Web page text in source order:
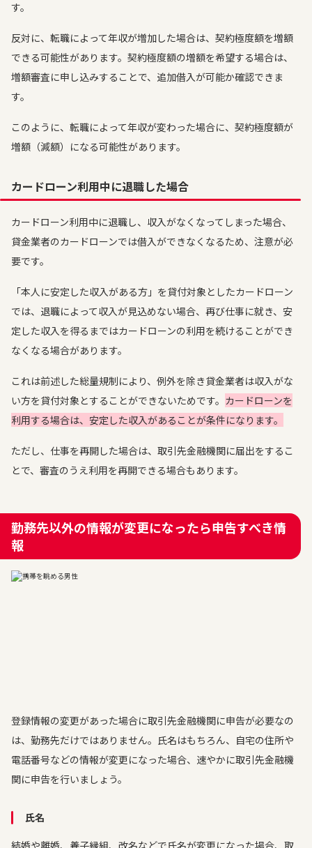
す。
反対に、転職によって年収が増加した場合は、契約極度額を増額
できる可能性があります。契約極度額の増額を希望する場合は、
増額審査に申し込みすることで、追加借入が可能か確認できま
す。
このように、転職によって年収が変わった場合に、契約極度額が
増額（減額）になる可能性があります。
カードローン利用中に退職した場合
カードローン利用中に退職し、収入がなくなってしまった場合、
貸金業者のカードローンでは借入ができなくなるため、注意が必
要です。
「本人に安定した収入がある方」を貸付対象としたカードローン
では、退職によって収入が見込めない場合、再び仕事に就き、安
定した収入を得るまではカードローンの利用を続けることができ
なくなる場合があります。
これは前述した総量規制により、例外を除き貸金業者は収入がな
い方を貸付対象とすることができないためです。 カードローンを
利用する場合は、安定した収入があることが条件になります。
ただし、仕事を再開した場合は、取引先金融機関に届出をするこ
とで、審査のうえ利用を再開できる場合もあります。
勤務先以外の情報が変更になったら申告すべき情
報
登録情報の変更があった場合に取引先金融機関に申告が必要なの
は、勤務先だけではありません。氏名はもちろん、自宅の住所や
電話番号などの情報が変更になった場合、速やかに取引先金融機
関に申告を行いましょう。
氏名
結婚や離婚、養子縁組、改名などで氏名が変更になった場合、取